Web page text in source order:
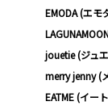
EMODA (エモ
jouetie (ジュ
merry jenny (
EATME (イー